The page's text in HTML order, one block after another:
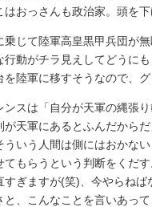
はおっさんも政治家。頭を
じて陸軍高皇黒甲兵団が
行動がチラ見えしてどうにも
陸軍に移すそうなので、
スは「自分が天軍の縄張り
が天軍にあるとふんだからだ
いう人間は側にはおかな
てもらうという判断をくだす
ぎますが(笑)、今やらねば
と、こんなことを言いあっ